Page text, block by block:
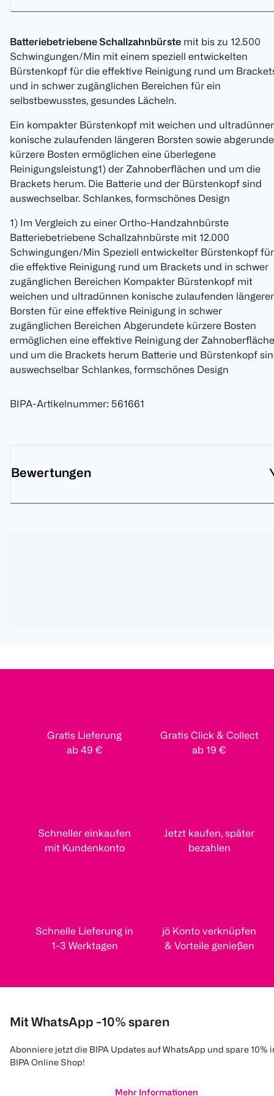
Batteriebetriebene Schallzahnbürste mit bis zu 12.500
Schwingungen/Min mit einem speziell entwickelten
Bürstenkopf für die effektive Reinigung rund um
und in schwer zugänglichen Bereichen für ein
selbstbewusstes, gesundes Lächeln.
Ein kompakter Bürstenkopf mit weichen und
konische zulaufenden längeren Borsten sowie
kürzere Bosten ermöglichen eine überlegene
Reinigungsleistung1) der Zahnoberflächen und um die
Brackets herum. Die Batterie und der Bürstenkopf sind
auswechselbar. Schlankes, formschönes Design
1) Im Vergleich zu einer Ortho-Handzahnbürste
Batteriebetriebene Schallzahnbürste mit 12.000
Schwingungen/Min Speziell entwickelter Bürstenkopf für
die effektive Reinigung rund um Brackets und in schwer
zugänglichen Bereichen Kompakter Bürstenkopf mit
weichen und ultradünnen konische zulaufenden
Borsten für eine effektive Reinigung in schwer
zugänglichen Bereichen Abgerundete kürzere Bosten
ermöglichen eine effektive Reinigung der
und um die Brackets herum Batterie und Bürstenkopf
auswechselbar Schlankes, formschönes Design
BIPA-Artikelnummer: 561661
Bewertungen
Gratis Lieferung
ab 49 €
Gratis Click & Collect
ab 19 €
Schneller einkaufen
mit Kundenkonto
Jetzt kaufen, später
bezahlen
Schnelle Lieferung in
1-3 Werktagen
jö Konto verknüpfen
& Vorteile genießen
Mit WhatsApp -10% sparen
Abonniere jetzt die BIPA Updates auf WhatsApp und spare 10%
BIPA Online Shop!
Mehr Informationen